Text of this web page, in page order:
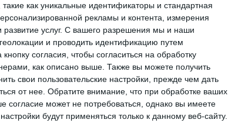
как уникальные идентификаторы и стандартная
рекламы и контента, измерения
услуг. С вашего разрешения мы и наши
и проводить идентификацию путем
согласия, чтобы согласиться на обработку
как описано выше. Также вы можете получить
свои пользовательские настройки, прежде чем дать
от нее. Обратите внимание, что при обработке ваших
согласие может не потребоваться, однако вы имеете
будут применяться только к данному веб-сайту.